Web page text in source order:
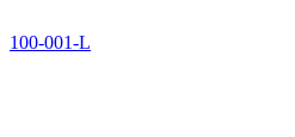
100-001-L